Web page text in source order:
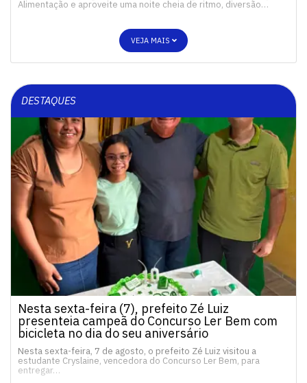
Alimentação e aproveite uma noite cheia de ritmo, diversão…
VEJA MAIS
DESTAQUES
Nesta sexta-feira (7), prefeito Zé Luiz
presenteia campeã do Concurso Ler Bem com
bicicleta no dia do seu aniversário
Nesta sexta-feira, 7 de agosto, o prefeito Zé Luiz visitou a
estudante Cryslaine, vencedora do Concurso Ler Bem, para
entregar…